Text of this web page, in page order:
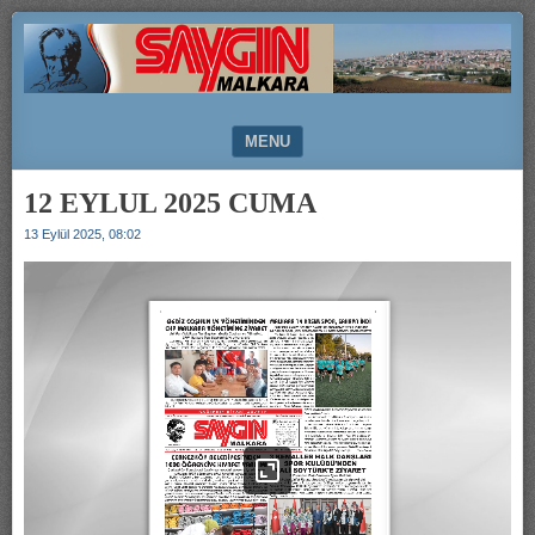
SAYGIN
MALKARA
MENU
12 EYLUL 2025 CUMA
13 Eylül 2025, 08:02